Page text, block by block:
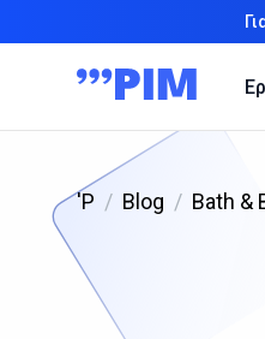
'P Blog Bath &